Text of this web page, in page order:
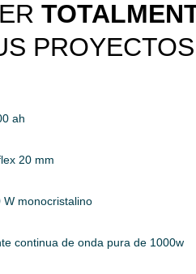
PROYECTOS
ah
20 mm
W monocristalino
continua de onda pura de 1000w